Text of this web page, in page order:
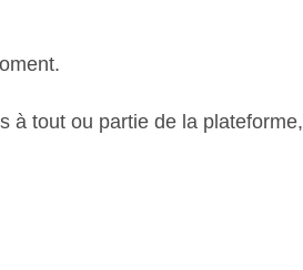
à tout ou partie de la plateforme,